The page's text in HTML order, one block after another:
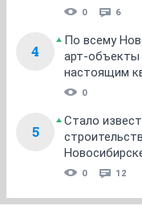
0 6
4
По всему
арт-объекты
настоящим
0
5
Стало
0 12